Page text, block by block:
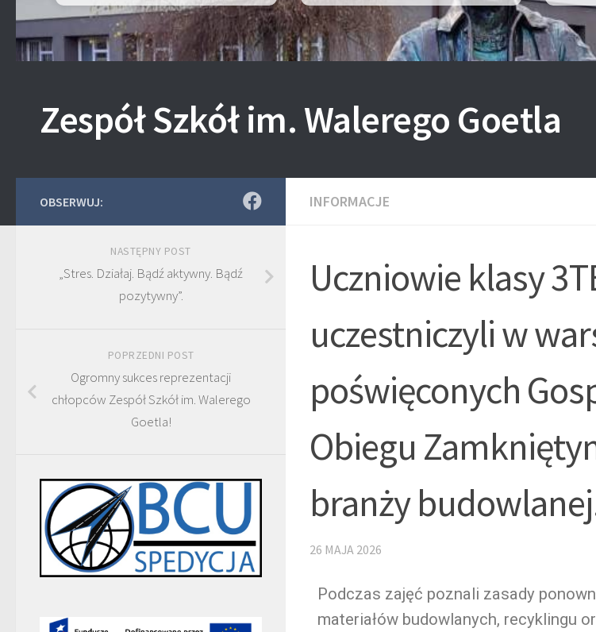
Zespół Szkół im. Walerego Goetla
INFORMACJE
Uczniowie klasy
uczestniczyli w
poświęconych
Obiegu
branży
26 MAJA 2026
Podczas zajęć poznali zasady
materiałów budowlanych, recyklingu
OBSERWUJ:
NASTĘPNY POST
„Stres. Działaj. Bądź aktywny. Bądź
pozytywny”.
POPRZEDNI POST
Ogromny sukces reprezentacji
chłopców Zespół Szkół im. Walerego
Goetla!